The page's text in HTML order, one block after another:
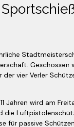
vier Verler
Jahren wird am
die
für passive